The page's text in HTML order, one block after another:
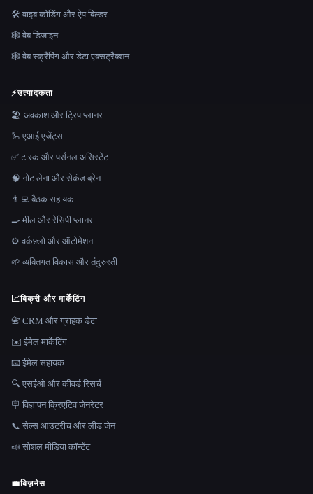
🛠️ वाइब कोडिंग और ऐप बिल्डर
🕸 वेब डिजाइन
🕸️ वेब स्क्रैपिंग और डेटा एक्सट्रैक्शन
⚡उत्पादकता
🏖 अवकाश और ट्रिप प्लानर
🦾 एआई एजेंट्स
✅ टास्क और पर्सनल असिस्टेंट
🧠 नोट लेना और सेकंड ब्रेन
👨‍💻 बैठक सहायक
🍳 मील और रेसिपी प्लानर
⚙️ वर्कफ़्लो और ऑटोमेशन
🌱 व्यक्तिगत विकास और तंदुरुस्ती
📈बिक्री और मार्केटिंग
📇 CRM और ग्राहक डेटा
✉️ ईमेल मार्केटिंग
📧 ईमेल सहायक
🔍 एसईओ और कीवर्ड रिसर्च
🪧 विज्ञापन क्रिएटिव जेनरेटर
📞 सेल्स आउटरीच और लीड जेन
📣 सोशल मीडिया कॉन्टेंट
💼बिज़नेस